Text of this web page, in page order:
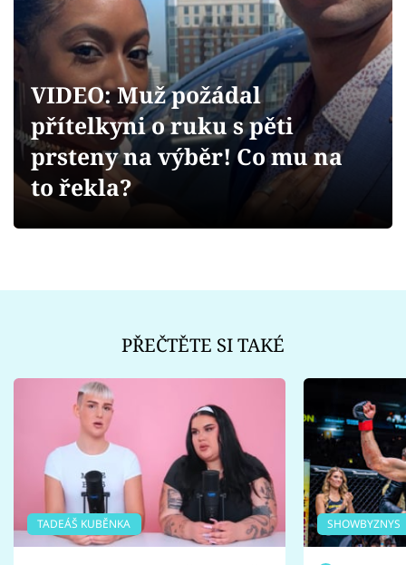
Virály
Sex a vztahy
Videa
Sledujte prima+
VIDEO: Muž požádal
přítelkyni o ruku s pěti
prsteny na výběr! Co mu na
to řekla?
PŘEČTĚTE SI TAKÉ
TADEÁŠ KUBĚNKA SHOWBYZNYS